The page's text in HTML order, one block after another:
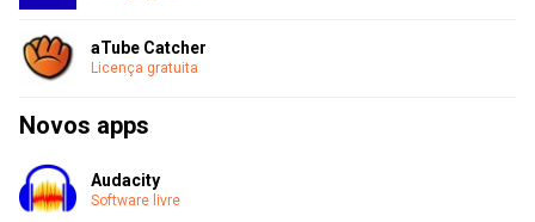
aTube Catcher
Licença gratuita
Novos apps
Audacity
Software livre